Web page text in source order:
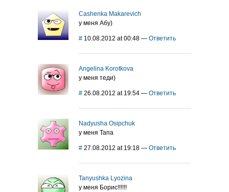
Cashenka Makarevich
у меня Абу)
# 10.08.2012 at 00:48 — Ответить
Angelina Korotkova
у меня теди)
# 26.08.2012 at 19:54 — Ответить
Nadyusha Osipchuk
у меня Тапа
# 27.08.2012 at 19:18 — Ответить
Tanyushka Lyozina
у меня Борис!!!!!!